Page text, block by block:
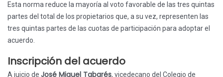
Esta norma reduce la mayoría al voto favorable de las tres quintas
partes del total de los propietarios que, a su vez, representen las
tres quintas partes de las cuotas de participación para adoptar el
acuerdo.
Inscripción del acuerdo
A juicio de José Miguel Tabarés, vicedecano del Colegio de